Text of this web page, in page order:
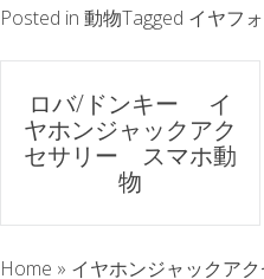
Posted in 動物Tagged イヤフ
ポ
ス
ナ
ロバ/ドンキー イ
ヤホンジャックアク
セサリー スマホ動
物
Home » イヤホンジャックア